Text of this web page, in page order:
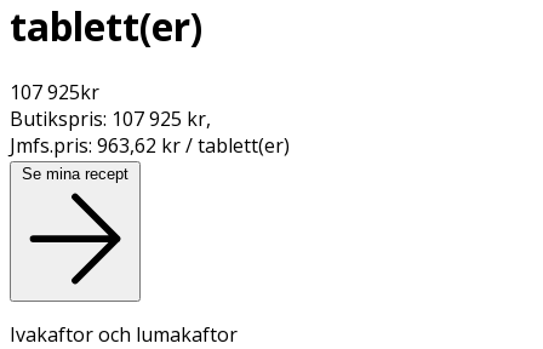
tablett(er)
107 925kr
Butikspris: 107 925 kr,
Jmfs.pris: 963,62 kr / tablett(er)
Se mina recept
Ivakaftor och lumakaftor